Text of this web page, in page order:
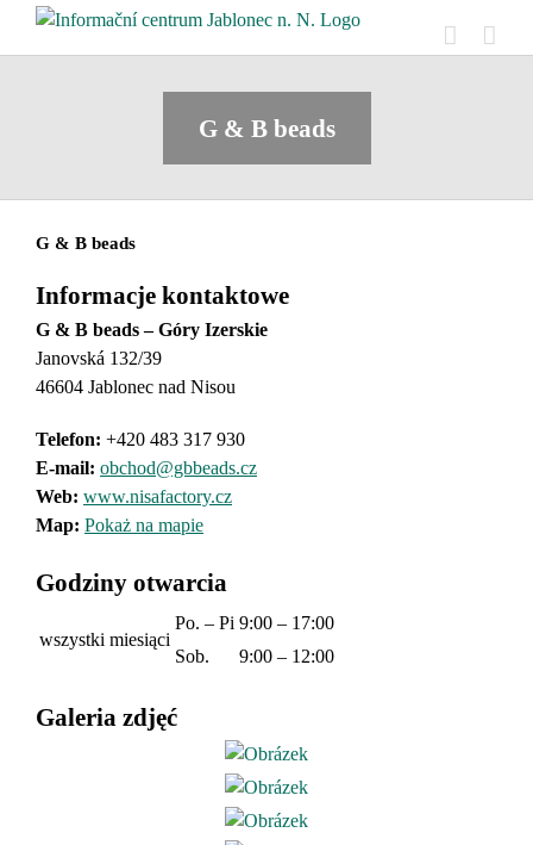
G & B beads
G & B beads
Informacje kontaktowe
G & B beads – Góry Izerskie
Janovská 132/39
46604 Jablonec nad Nisou
Telefon: +420 483 317 930
E-mail: obchod@gbbeads.cz
Web: www.nisafactory.cz
Map: Pokaż na mapie
Godziny otwarcia
wszystki miesiąci
Po. – Pi 9:00 – 17:00
Sob.
9:00 – 12:00
Galeria zdjęć